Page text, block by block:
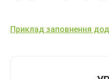
Приклад заповнення